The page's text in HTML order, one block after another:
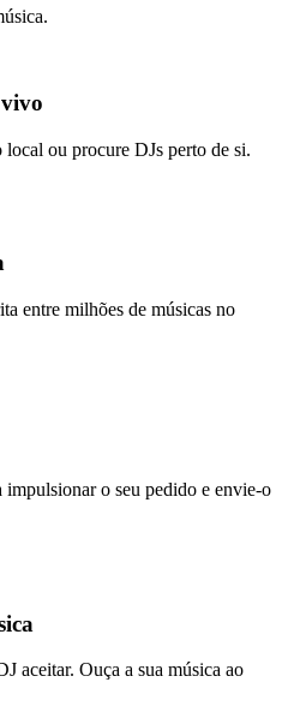
ou procure DJs perto de si.
entre milhões de músicas no
o seu pedido e envie-o
aceitar. Ouça a sua música ao